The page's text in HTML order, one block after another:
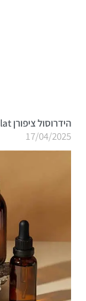
הידרוסול ציפורן Eugenia caryophyllat
17/04/2025